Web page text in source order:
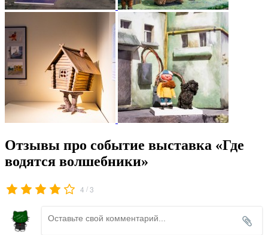
Отзывы про событие выставка «Где
водятся волшебники»
4 /3